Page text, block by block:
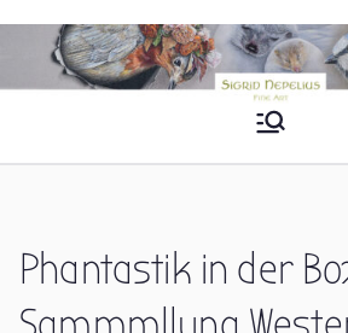
springen
Fine Art
Phantastik in der